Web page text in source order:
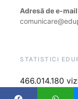
Adresă de e-mail
STATISTICI
466.014.180